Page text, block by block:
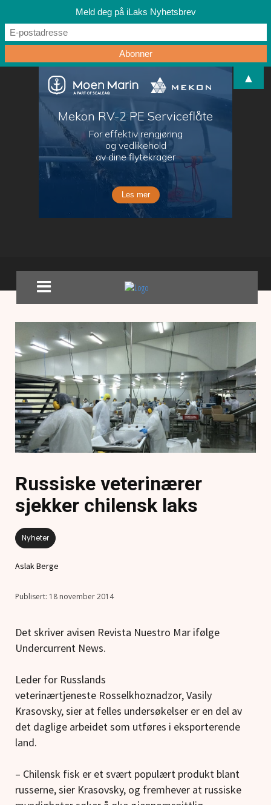
Russiske veterinærer
sjekker chilensk laks
Nyheter
Aslak Berge
18 november 2014
Det skriver avisen Revista Nuestro Mar ifølge
Undercurrent News.
Leder for Russlands
veterinærtjeneste Rosselkhoznadzor, Vasily
Krasovsky, sier at felles undersøkelser er en del av
det daglige arbeidet som utføres i eksporterende
land.
– Chilensk fisk er et svært populært produkt blant
russerne, sier Krasovsky, og fremhever at russiske
Meld deg på iLaks Nyhetsbrev
▲